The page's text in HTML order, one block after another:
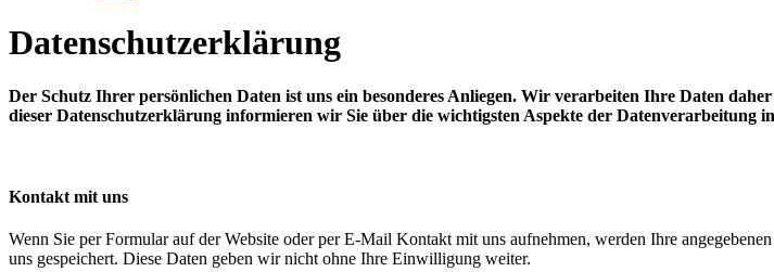
Datenschutzerklärung
Der Schutz Ihrer persönlichen Daten ist uns ein besonderes Anliegen. Wir verarbeiten Ihre Daten
dieser Datenschutzerklärung informieren wir Sie über die wichtigsten Aspekte der Datenverarbeitung
Kontakt mit uns
Wenn Sie per Formular auf der Website oder per E-Mail Kontakt mit uns aufnehmen, werden Ihre
uns gespeichert. Diese Daten geben wir nicht ohne Ihre Einwilligung weiter.